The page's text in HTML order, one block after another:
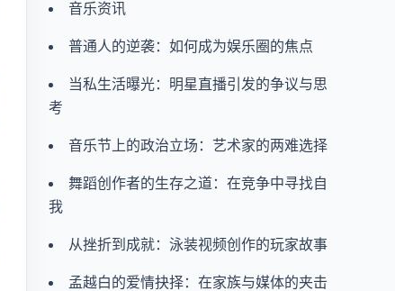
音乐资讯
普通人的逆袭：如何成为娱乐圈的焦点
当私生活曝光：明星直播引发的争议与思
考
音乐节上的政治立场：艺术家的两难选择
舞蹈创作者的生存之道：在竞争中寻找自
我
从挫折到成就：泳装视频创作的玩家故事
孟越白的爱情抉择：在家族与媒体的夹击